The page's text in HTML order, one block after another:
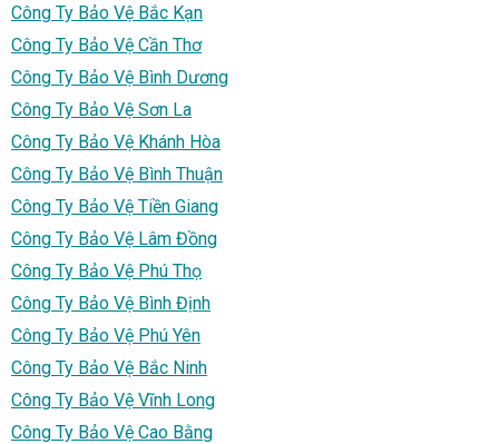
Công Ty Bảo Vệ Bắc Kạn
Công Ty Bảo Vệ Cần Thơ
Công Ty Bảo Vệ Bình Dương
Công Ty Bảo Vệ Sơn La
Công Ty Bảo Vệ Khánh Hòa
Công Ty Bảo Vệ Bình Thuận
Công Ty Bảo Vệ Tiền Giang
Công Ty Bảo Vệ Lâm Đồng
Công Ty Bảo Vệ Phú Thọ
Công Ty Bảo Vệ Bình Định
Công Ty Bảo Vệ Phú Yên
Công Ty Bảo Vệ Bắc Ninh
Công Ty Bảo Vệ Vĩnh Long
Công Ty Bảo Vệ Cao Bằng